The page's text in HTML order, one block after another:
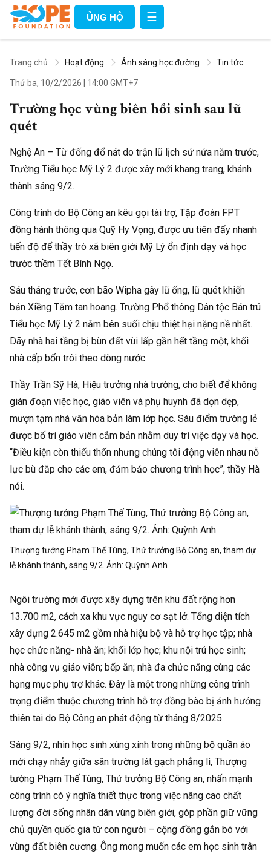
ỦNG HỘ ☰
Trang chủ Hoạt động Ánh sáng học đường Tin tức
Thứ ba, 10/2/2026 14:00 GMT+7
Trường học vùng biên hồi sinh sau lũ
quét
Nghệ An – Từ đống đổ nát do trận lũ lịch sử nửa năm trước,
Trường Tiểu học Mỹ Lý 2 được xây mới khang trang, khánh
thành sáng 9/2.
Công trình do Bộ Công an kêu gọi tài trợ, Tập đoàn FPT
đồng hành thông qua Quỹ Hy Vọng, được ưu tiên đẩy nhanh
tiến độ để thầy trò xã biên giới Mỹ Lý ổn định dạy và học
trước thềm Tết Bính Ngọ.
Sáu tháng trước, cơn bão Wipha gây lũ ống, lũ quét khiến
bản Xiềng Tắm tan hoang. Trường Phổ thông Dân tộc Bán trú
Tiểu học Mỹ Lý 2 nằm bên suối chịu thiệt hại nặng nề nhất.
Dãy nhà hai tầng bị bùn đất vùi lấp gần hết tầng một, khối
nhà cấp bốn trôi theo dòng nước.
Thầy Trần Sỹ Hà, Hiệu trưởng nhà trường, cho biết để không
gián đoạn việc học, giáo viên và phụ huynh đã dọn dẹp,
mượn tạm nhà văn hóa bản làm lớp học. Sáu điểm trường lẻ
được bố trí giáo viên cắm bản nhằm duy trì việc dạy và học.
“Điều kiện còn thiếu thốn nhưng chúng tôi động viên nhau nỗ
lực bù đắp cho các em, đảm bảo chương trình học”, thầy Hà
nói.
Thượng tướng Phạm Thế Tùng, Thứ trưởng Bộ Công an, tham dự
lễ khánh thành, sáng 9/2. Ảnh: Quỳnh Anh
Ngôi trường mới được xây dựng trên khu đất rộng hơn
13.700 m2, cách xa khu vực nguy cơ sạt lở. Tổng diện tích
xây dựng 2.645 m2 gồm nhà hiệu bộ và hỗ trợ học tập; nhà
học chức năng- nhà ăn; khối lớp học; khu nội trú học sinh;
nhà công vụ giáo viên; bếp ăn; nhà đa chức năng cùng các
hạng mục phụ trợ khác. Đây là một trong những công trình
trọng điểm thuộc chương trình hỗ trợ đồng bào bị ảnh hưởng
thiên tai do Bộ Công an phát động từ tháng 8/2025.
Sáng 9/2, nhìn học sinh xúng xính trong những bộ quần áo
mới chạy nhảy giữa sân trường lát gạch phẳng lì, Thượng
tướng Phạm Thế Tùng, Thứ trưởng Bộ Công an, nhấn mạnh
công trình có ý nghĩa thiết thực trong việc nâng cao chất
lượng đời sống nhân dân vùng biên giới, góp phần giữ vững
chủ quyền quốc gia từ con người – cộng đồng gắn bó với
vùng đất biên cương. Ông mong muốn các em học sinh trân